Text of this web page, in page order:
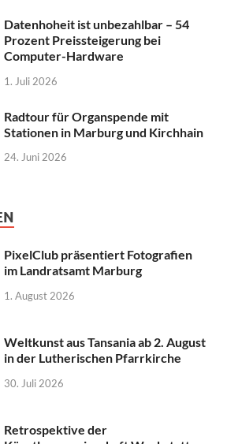
Datenhoheit ist unbezahlbar – 54
Prozent Preissteigerung bei
Computer-Hardware
1. Juli 2026
Radtour für Organspende mit
Stationen in Marburg und Kirchhain
24. Juni 2026
PixelClub präsentiert Fotografien
im Landratsamt Marburg
1. August 2026
Weltkunst aus Tansania ab 2. August
in der Lutherischen Pfarrkirche
30. Juli 2026
Retrospektive der